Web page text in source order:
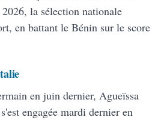
la sélection nationale
en battant le Bénin sur le score
en juin dernier, Agueïssa
engagée mardi dernier en